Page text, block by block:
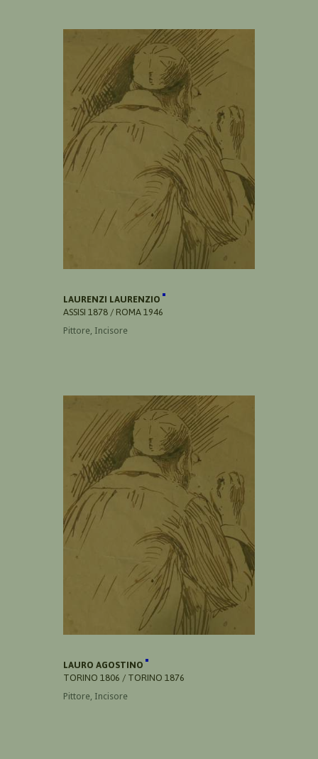
LAURENZI LAURENZIO
ASSISI 1878 / ROMA 1946
Pittore, Incisore
LAURO AGOSTINO
TORINO 1806 / TORINO 1876
Pittore, Incisore